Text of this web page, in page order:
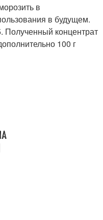
в
в будущем.
Полученный концентрат
100 г